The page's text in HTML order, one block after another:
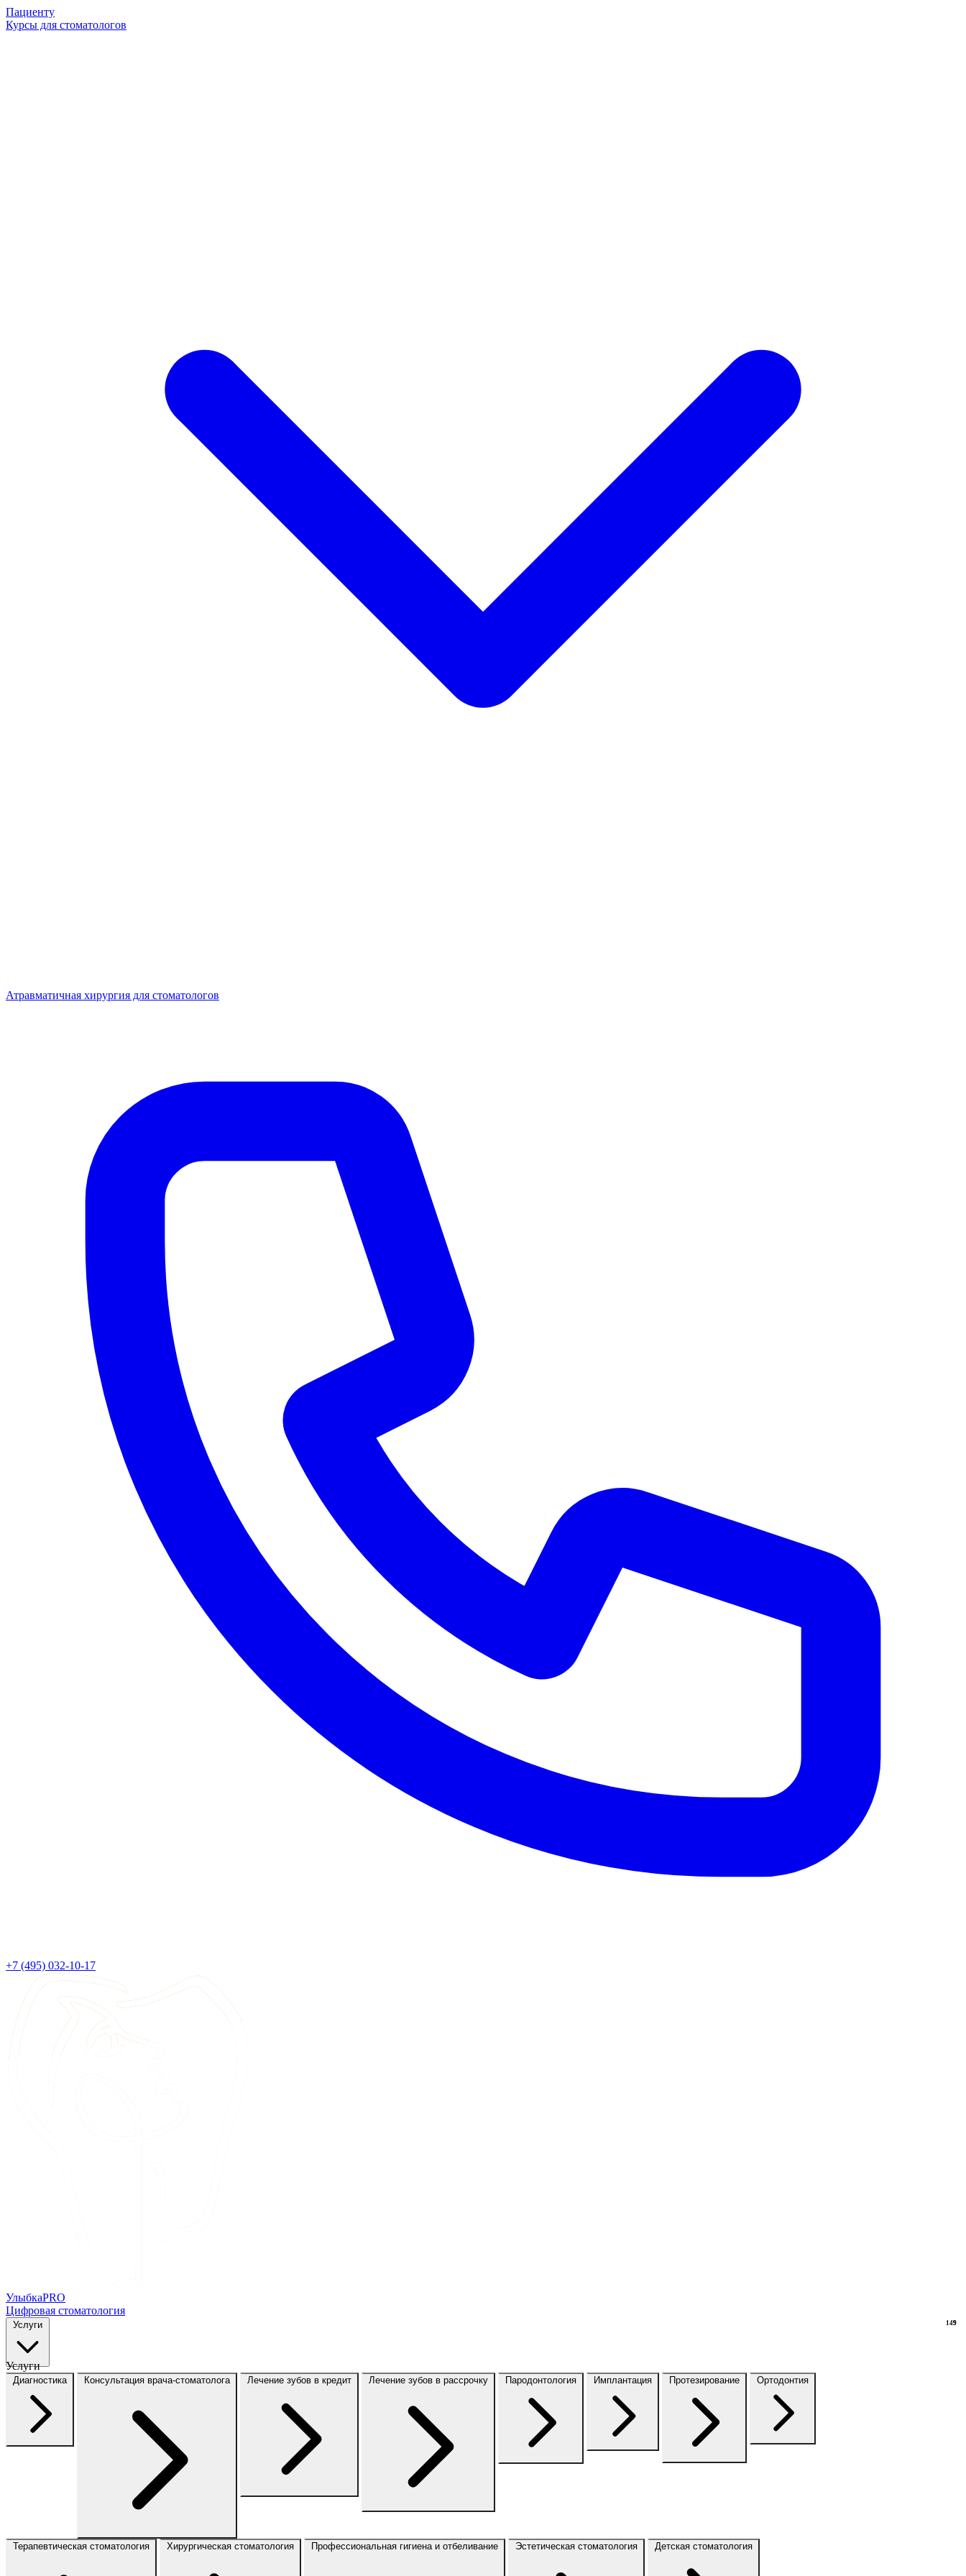
Пациенту
Курсы для стоматологов
Атравматичная хирургия для стоматологов
+7 (495) 032-10-17
УлыбкаPRO
Цифровая стоматология
Услуги
Услуги
Диагностика Консультация врача-стоматолога Лечение зубов в кредит Лечение зубов в рассрочку Пародонтология Имплантация Протезирование Ортодонтия
Терапевтическая стоматология Хирургическая стоматология Профессиональная гигиена и отбеливание Эстетическая стоматология Детская стоматология
9
149